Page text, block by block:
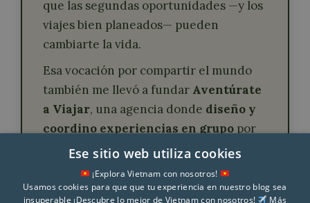
que las segundas oportunidades —y los
viajes bien planeados— pueden
cambiarte la vida.
Esa vocación por compartir el mundo
también me llevó a fundar Aventúrate
a Viajar, una agencia donde diseño y
coordino experiencias en grupo por
Vietnam y otros muchos países.
Ese sitio web utiliza cookies
¡Explora Vietnam con nosotros!
Usamos cookies para que que tu experiencia en nuestro blog sea
insuperable ¡Descubre lo mejor de Vietnam con nosotros!
Más